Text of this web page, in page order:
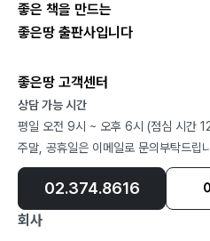
좋은 책을 만드는
좋은땅 출판사입니다
좋은땅 고객센터
상담 가능 시간
평일 오전 9시 ~ 오후 6시 (점심 시간
주말, 공휴일은 이메일로 문의부탁드립
02.374.8616
회사